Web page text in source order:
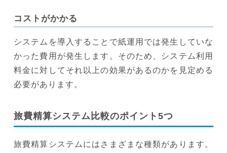
コストがかかる
システムを導入することで紙運用では発生していな
かった費用が発生します。そのため、システム利用
料金に対してそれ以上の効果があるのかを見定める
必要があります。
旅費精算システム比較のポイント5つ
旅費精算システムにはさまざまな種類があります。